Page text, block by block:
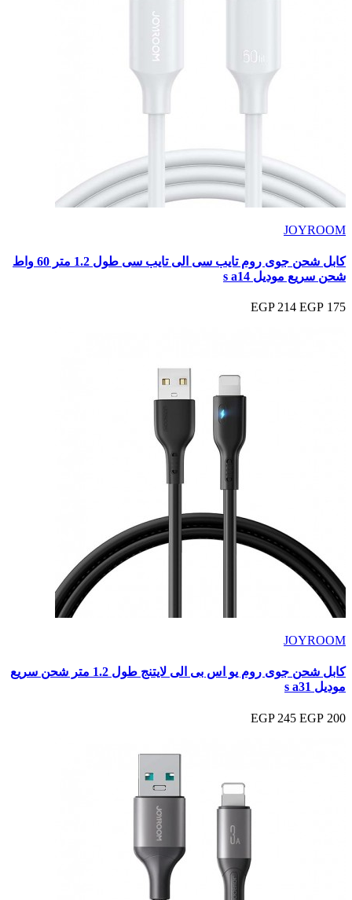
JOYROOM
كابل شحن جوى روم تايب سى الى تايب سى طول 1.2 متر 60 واط
شحن سريع موديل s a14
175 EGP
214 EGP
JOYROOM
كابل شحن جوى روم يو اس بى الى لايتنج طول 1.2 متر شحن سريع
موديل s a31
200 EGP
245 EGP